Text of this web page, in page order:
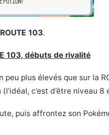
ROUTE 103.
103, débuts de rivalité
plus élevés que sur la
c’est d’être niveau
puis affrontez son